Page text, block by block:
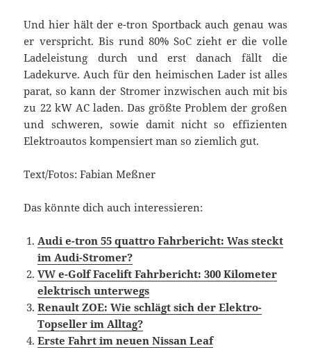
Und hier hält der e-tron Sportback auch genau was
er verspricht. Bis rund 80% SoC zieht er die volle
Ladeleistung durch und erst danach fällt die
Ladekurve. Auch für den heimischen Lader ist alles
parat, so kann der Stromer inzwischen auch mit bis
zu 22 kW AC laden. Das größte Problem der großen
und schweren, sowie damit nicht so effizienten
Elektroautos kompensiert man so ziemlich gut.
Text/Fotos: Fabian Meßner
Das könnte dich auch interessieren:
Audi e-tron 55 quattro Fahrbericht: Was steckt
im Audi-Stromer?
VW e-Golf Facelift Fahrbericht: 300 Kilometer
elektrisch unterwegs
Renault ZOE: Wie schlägt sich der Elektro-
Topseller im Alltag?
Erste Fahrt im neuen Nissan Leaf